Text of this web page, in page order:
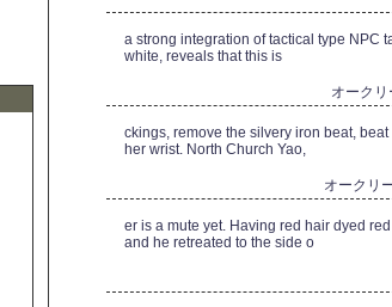
a strong integration of tactical type NPC
white, reveals that this is
オーク
ckings, remove the silvery iron beat,
her wrist. North Church Yao,
オークリ
er is a mute yet. Having red hair dyed
and he retreated to the side o